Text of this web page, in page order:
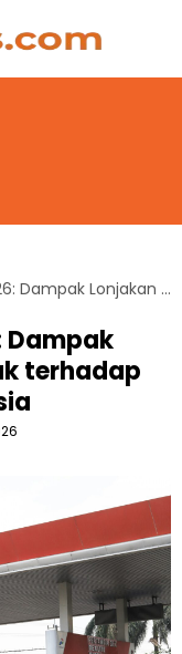
Subsidi Energi 2026: Dampak Lonjakan Harga Minyak terhadap APBN Indonesia
Dampak
terhadap